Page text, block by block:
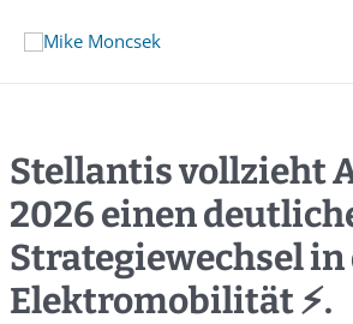
Stellantis vollzieht
2026 einen
Strategiewechsel in
Elektromobilität ⚡️.